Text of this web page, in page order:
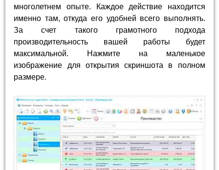
многолетнем опыте. Каждое действие находится
именно там, откуда его удобней всего выполнять.
За счет такого грамотного подхода
производительность вашей работы будет
максимальной. Нажмите на маленькое
изображение для открытия скриншота в полном
размере.